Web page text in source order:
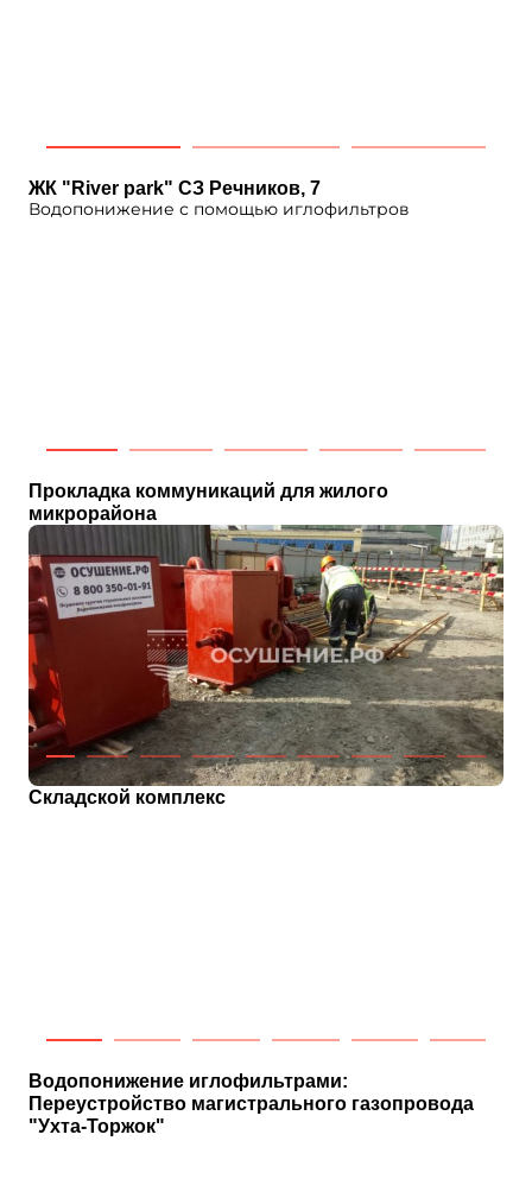
ЖК "River park" СЗ Речников, 7
Водопонижение с помощью иглофильтров
Прокладка коммуникаций для жилого
микрорайона
Складской комплекс
Водопонижение иглофильтрами:
Переустройство магистрального газопровода
"Ухта-Торжок"